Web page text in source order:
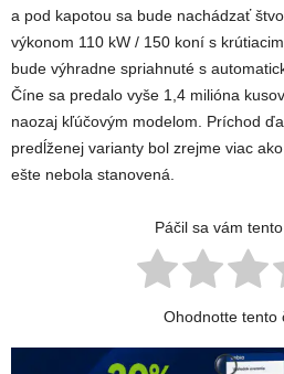
a pod kapotou sa bude nachádzať
výkonom 110 kW / 150 koní s
bude výhradne spriahnuté s
Číne sa predalo vyše 1,4 milióna
naozaj kľúčovým modelom. Príchod
predĺženej varianty bol zrejme viac
ešte nebola stanovená.
Páčil sa vám
Ohodnotte tento